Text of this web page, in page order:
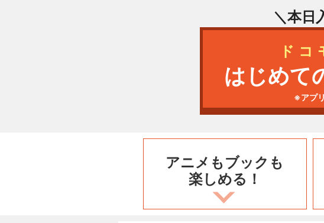
＼本日
ド
はじめて
※アプ
アニメもブックも
楽しめる！